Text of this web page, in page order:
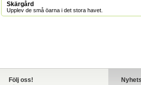
Skärgård
Upplev de små öarna i det stora havet.
Följ oss!